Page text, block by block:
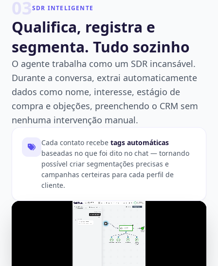
03SDR INTELIGENTE
Qualifica, registra e
segmenta. Tudo sozinho
O agente trabalha como um SDR incansável.
Durante a conversa, extrai automaticamente
dados como nome, interesse, estágio de
compra e objeções, preenchendo o CRM sem
nenhuma intervenção manual.
Cada contato recebe tags automáticas
baseadas no que foi dito no chat — tornando
possível criar segmentações precisas e
campanhas certeiras para cada perfil de
cliente.